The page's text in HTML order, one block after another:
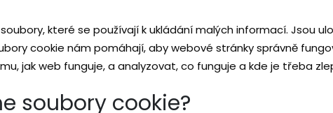
které se používají k ukládání malých informací. Jsou
cookie nám pomáhají, aby webové stránky správně
jak web funguje, a analyzovat, co funguje a kde je třeba
soubory cookie?